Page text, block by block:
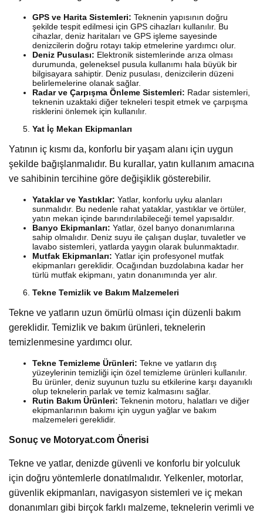
GPS ve Harita Sistemleri: Teknenin yapısının doğru
şekilde tespit edilmesi için GPS cihazları kullanılır. Bu
cihazlar, deniz haritaları ve GPS işleme sayesinde
denizcilerin doğru rotayı takip etmelerine yardımcı olur.
Deniz Pusulası: Elektronik sistemlerinde arıza olması
durumunda, geleneksel pusula kullanımı hala büyük bir
bilgisayara sahiptir. Deniz pusulası, denizcilerin düzeni
belirlemelerine olanak sağlar.
Radar ve Çarpışma Önleme Sistemleri: Radar sistemleri,
teknenin uzaktaki diğer tekneleri tespit etmek ve çarpışma
risklerini önlemek için kullanılır.
Yat İç Mekan Ekipmanları
Yatının iç kısmı da, konforlu bir yaşam alanı için uygun
şekilde bağışlanmalıdır. Bu kurallar, yatın kullanım amacına
ve sahibinin tercihine göre değişiklik gösterebilir.
Yataklar ve Yastıklar: Yatlar, konforlu uyku alanları
sunmalıdır. Bu nedenle rahat yataklar, yastıklar ve örtüler,
yatın mekan içinde barındırılabileceği temel yapısaldır.
Banyo Ekipmanları: Yatlar, özel banyo donanımlarına
sahip olmalıdır. Deniz suyu ile çalışan duşlar, tuvaletler ve
lavabo sistemleri, yatlarda yaygın olarak bulunmaktadır.
Mutfak Ekipmanları: Yatlar için profesyonel mutfak
ekipmanları gereklidir. Ocağından buzdolabına kadar her
türlü mutfak ekipmanı, yatın donanımında yer alır.
Tekne Temizlik ve Bakım Malzemeleri
Tekne ve yatların uzun ömürlü olması için düzenli bakım
gereklidir. Temizlik ve bakım ürünleri, teknelerin
temizlenmesine yardımcı olur.
Tekne Temizleme Ürünleri: Tekne ve yatların dış
yüzeylerinin temizliği için özel temizleme ürünleri kullanılır.
Bu ürünler, deniz suyunun tuzlu su etkilerine karşı dayanıklı
olup teknelerin parlak ve temiz kalmasını sağlar.
Rutin Bakım Ürünleri: Teknenin motoru, halatları ve diğer
ekipmanlarının bakımı için uygun yağlar ve bakım
malzemeleri gereklidir.
Sonuç ve Motoryat.com Önerisi
Tekne ve yatlar, denizde güvenli ve konforlu bir yolculuk
için doğru yöntemlerle donatılmalıdır. Yelkenler, motorlar,
güvenlik ekipmanları, navigasyon sistemleri ve iç mekan
donanımları gibi birçok farklı malzeme, teknelerin verimli ve